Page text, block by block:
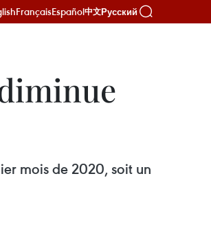
FrançaisEspañol中文Русский
mois de 2020, soit un